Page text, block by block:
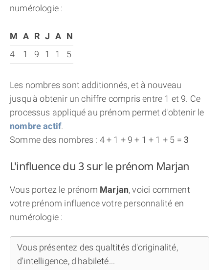
numérologie :
M A R J A N
4
1 9 1 1 5
Les nombres sont additionnés, et à nouveau
jusqu'à obtenir un chiffre compris entre 1 et 9. Ce
processus appliqué au prénom permet d'obtenir le
nombre actif.
Somme des nombres : 4 + 1 + 9 + 1 + 1 + 5 = 3
L'influence du 3 sur le prénom Marjan
Vous portez le prénom Marjan, voici comment
votre prénom influence votre personnalité en
numérologie :
Vous présentez des qualtités d'originalité,
d'intelligence, d'habileté...